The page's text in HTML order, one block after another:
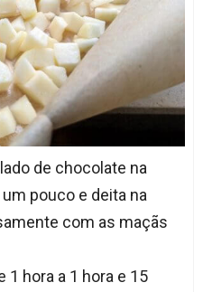
de chocolate na
pouco e deita na
com as maçãs
1 hora a 1 hora e 15